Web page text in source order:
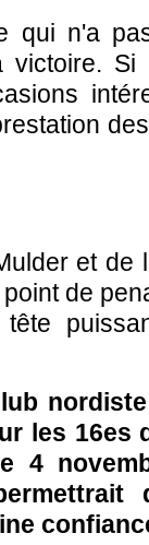
qui n'a
Si
et de
de
les 16es
4